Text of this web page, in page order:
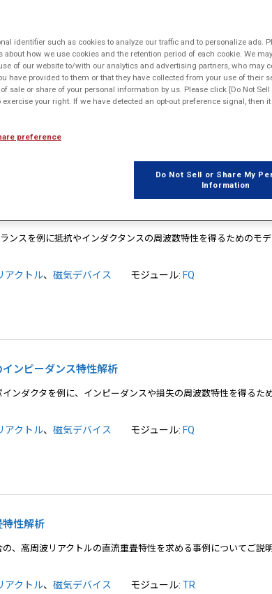
料の最適化
目的関数として、電流リップルの上限制約を満たしつつ、リアク
料を最適化した事例を紹介します。
クトル
マ:マルチフィジックス
トランスのインピーダンス解析
ンスを例に抵抗やインダクタンスの周波数特性を得るためのモデ
アクトル、 磁気デバイス モジュール:FQ
ンピーダンス特性解析
ンダクタを例に、インピーダンスや損失の周波数特性を得るた
アクトル、 磁気デバイス モジュール:FQ
性解析
、高周波リアクトルの直流重畳特性を求める事例についてご説
アクトル、 磁気デバイス モジュール:TR
identifier such as cookies to analyze our traffic and to personalize ads.
about how we use cookies and the retention period of each cookie. We
of our website to/with our analytics and advertising partners, who may
have provided to them or that they have collected from your use of their
sale or share of your personal information by us. Please click [Do Not Sell
your right. If we have detected an opt-out preference signal, then
preference
Do Not Sell or Share My
Information